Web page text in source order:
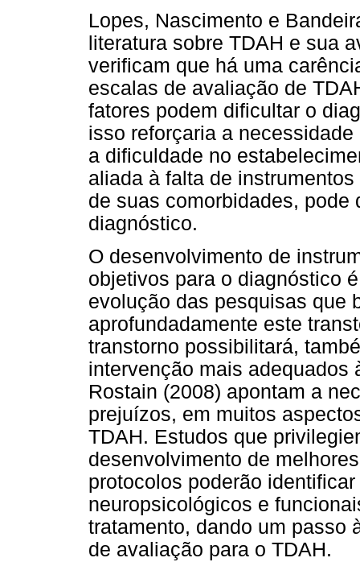
Lopes, Nascimento e
literatura sobre TDAH e sua
verificam que há uma
escalas de avaliação de
fatores podem dificultar o
isso reforçaria a
a dificuldade no
aliada à falta de
de suas comorbidades,
diagnóstico.
O desenvolvimento de
objetivos para o diagnóstico
evolução das pesquisas que
aprofundadamente este
transtorno possibilitará,
intervenção mais adequados
Rostain (2008) apontam a
prejuízos, em muitos
TDAH. Estudos que
desenvolvimento de
protocolos poderão
neuropsicológicos e
tratamento, dando um passo
de avaliação para o TDAH.